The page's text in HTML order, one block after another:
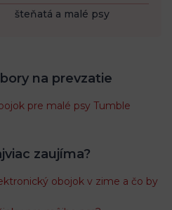
šteňatá a malé psy
na prevzatie
pre malé psy Tumble
zaujíma?
obojok v zime a čo by